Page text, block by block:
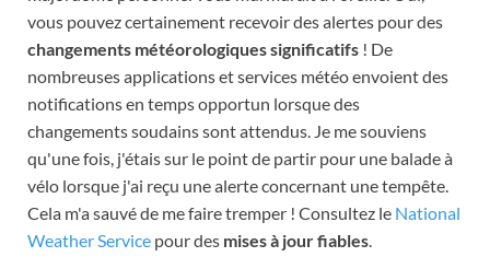
vous pouvez certainement recevoir des alertes pour des
changements météorologiques significatifs ! De
nombreuses applications et services météo envoient des
notifications en temps opportun lorsque des
changements soudains sont attendus. Je me souviens
qu'une fois, j'étais sur le point de partir pour une balade à
vélo lorsque j'ai reçu une alerte concernant une tempête.
Cela m'a sauvé de me faire tremper ! Consultez le National
Weather Service pour des mises à jour fiables